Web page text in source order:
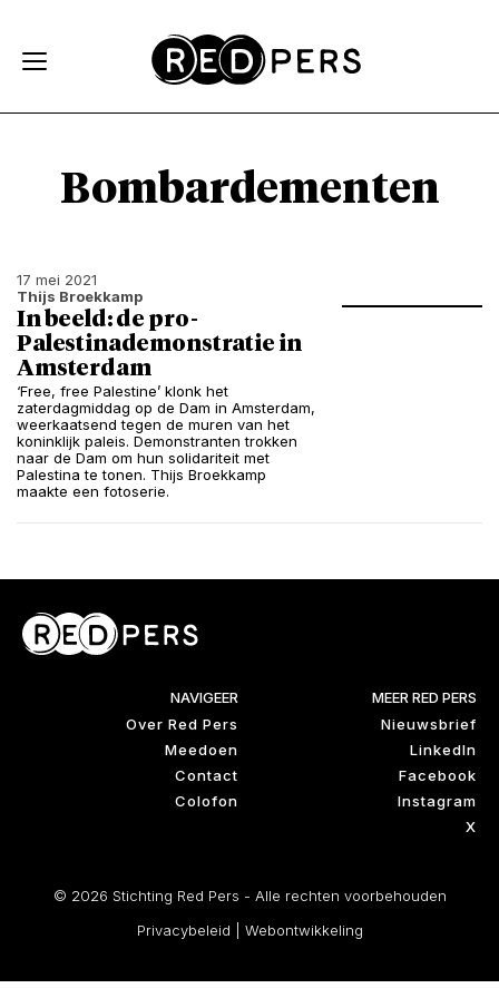
Bombardementen
17 mei 2021
Thijs Broekkamp
In beeld: de pro-
Palestinademonstratie in
Amsterdam
‘Free, free Palestine’ klonk het
zaterdagmiddag op de Dam in Amsterdam,
weerkaatsend tegen de muren van het
koninklijk paleis. Demonstranten trokken
naar de Dam om hun solidariteit met
Palestina te tonen. Thijs Broekkamp
maakte een fotoserie.
NAVIGEER
Over Red Pers
Meedoen
Contact
Colofon
MEER RED PERS
Nieuwsbrief
LinkedIn
Facebook
Instagram
X
© 2026 Stichting Red Pers - Alle rechten voorbehouden
Privacybeleid
Webontwikkeling